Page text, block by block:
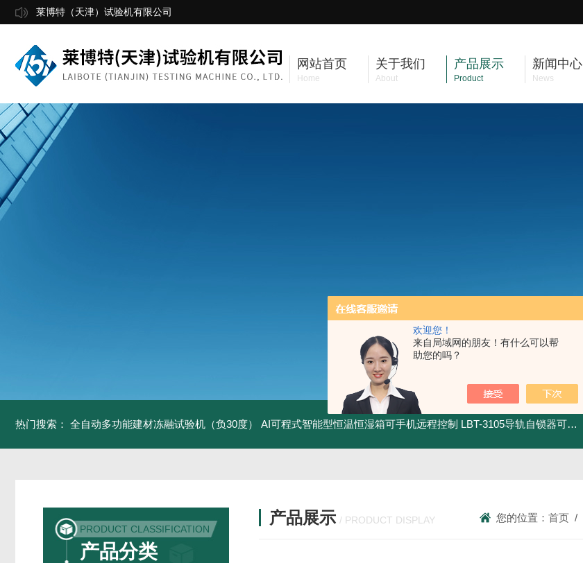
欢迎您！
来自局域网的朋友！有什么可以帮
助您的吗？
莱博特（天津）试验机有限公司
网站首页
Home
关于我们
About
产品展示
Product
新闻中心
News
热门搜索： 全自动多功能建材冻融试验机（负30度） AI可程式智能型恒温恒湿箱可手机远程控制 LBT-3105导轨自锁器可靠性锁止性能试验机
PRODUCT CLASSIFICATION
产品分类
产品展示 / PRODUCT DISPLAY 您的位置：首页 /